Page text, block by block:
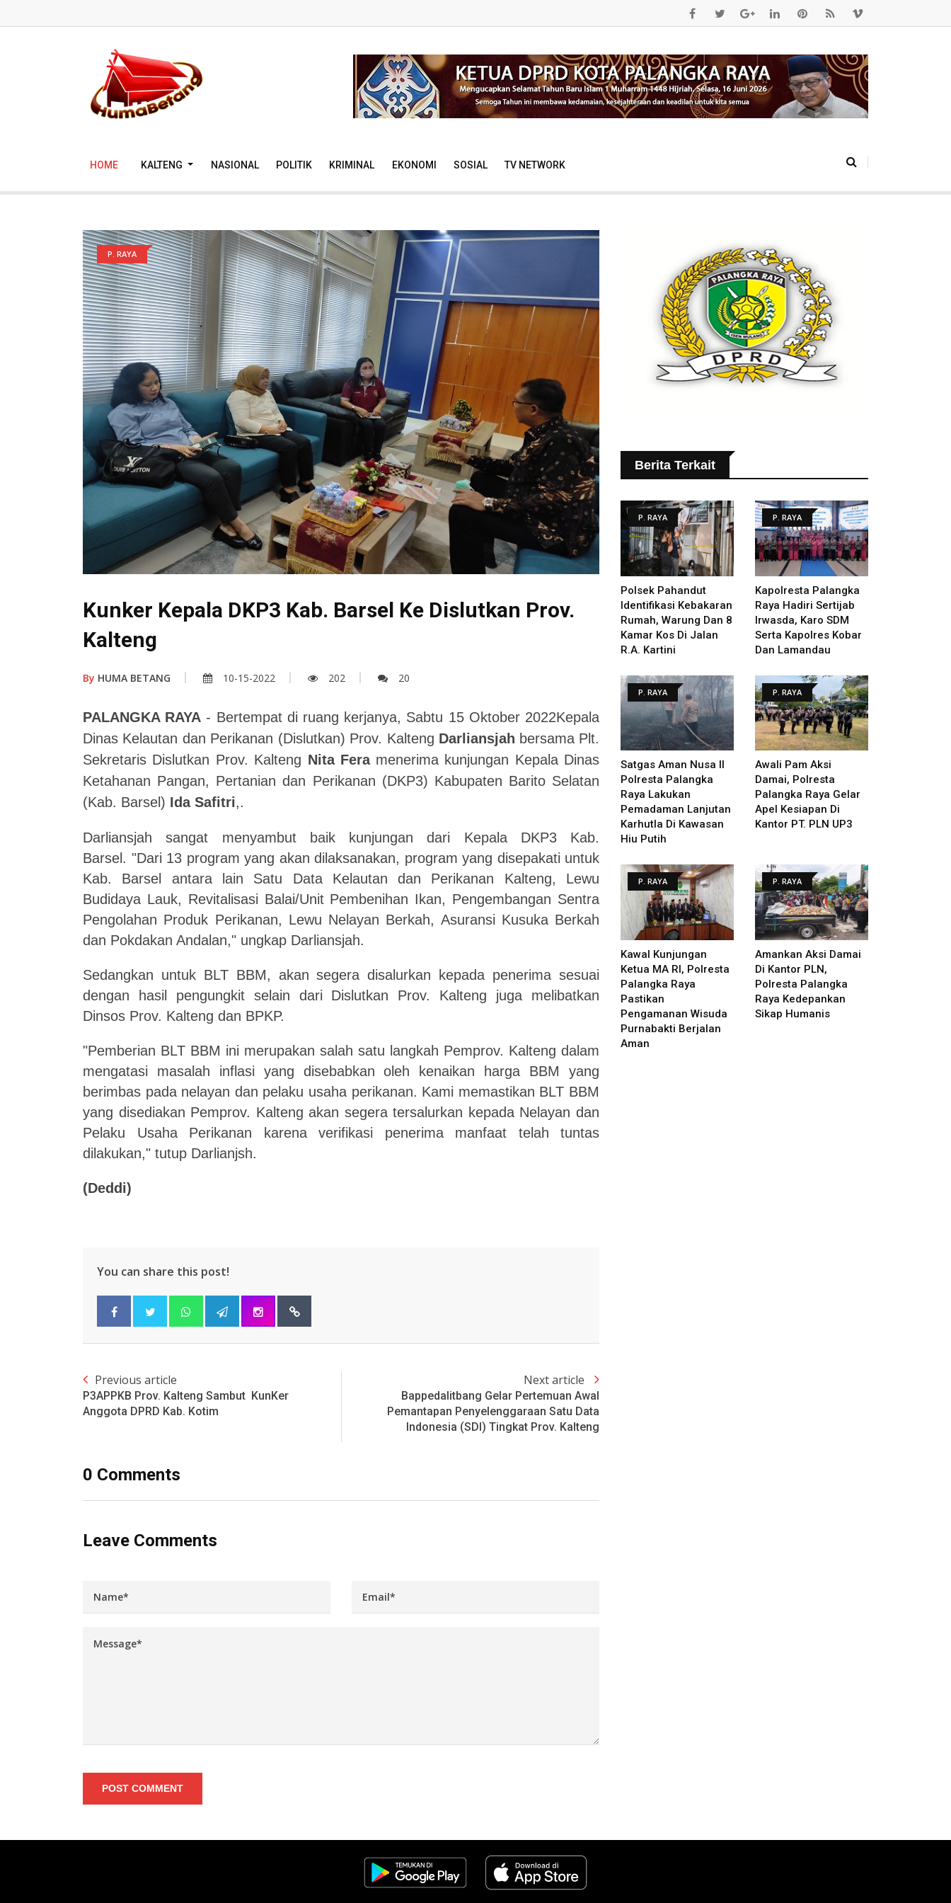
HOME KALTENG NASIONAL POLITIK KRIMINAL EKONOMI SOSIAL TV NETWORK
P. RAYA
Kunker Kepala DKP3 Kab. Barsel Ke Dislutkan Prov.
Kalteng
By HUMA BETANG 10-15-2022 202 20
PALANGKA RAYA - Bertempat di ruang kerjanya, Sabtu 15 Oktober 2022Kepala
Dinas Kelautan dan Perikanan (Dislutkan) Prov. Kalteng Darliansjah bersamaPlt.
Sekretaris Dislutkan Prov. Kalteng Nita Fera menerima kunjungan Kepala Dinas
Ketahanan Pangan, Pertanian dan Perikanan (DKP3) Kabupaten Barito Selatan
(Kab. Barsel) Ida Safitri,.
Darliansjah sangat menyambut baik kunjungan dari Kepala DKP3 Kab.
Barsel. "Dari 13 program yang akan dilaksanakan, program yang disepakati untuk
Kab. Barsel antara lain Satu Data Kelautan dan Perikanan Kalteng, Lewu
Budidaya Lauk, Revitalisasi Balai/Unit Pembenihan Ikan, Pengembangan Sentra
Pengolahan Produk Perikanan, Lewu Nelayan Berkah, Asuransi Kusuka Berkah
dan Pokdakan Andalan," ungkap Darliansjah.
Sedangkan untuk BLT BBM, akan segera disalurkan kepada penerima sesuai
dengan hasil pengungkit selain dari Dislutkan Prov. Kalteng juga melibatkan
Dinsos Prov. Kalteng dan BPKP.
"Pemberian BLT BBM ini merupakan salah satu langkah Pemprov. Kalteng dalam
mengatasi masalah inflasi yang disebabkan oleh kenaikan harga BBM yang
berimbas pada nelayan dan pelaku usaha perikanan. Kami memastikan BLT BBM
yang disediakan Pemprov. Kalteng akan segera tersalurkan kepada Nelayan dan
Pelaku Usaha Perikanan karena verifikasi penerima manfaat telah tuntas
dilakukan," tutup Darlianjsh.
(Deddi)
You can share this post!
Previous article
P3APPKB Prov. Kalteng Sambut KunKer
Anggota DPRD Kab. Kotim
Next article
Bappedalitbang Gelar Pertemuan Awal
Pemantapan Penyelenggaraan Satu Data
Indonesia (SDI) Tingkat Prov. Kalteng
0 Comments
Leave Comments
POST COMMENT
Berita Terkait
P. RAYA
Polsek Pahandut
Identifikasi Kebakaran
Rumah, Warung Dan 8
Kamar Kos Di Jalan
R.A. Kartini
P. RAYA
Kapolresta Palangka
Raya Hadiri Sertijab
Irwasda, Karo SDM
Serta Kapolres Kobar
Dan Lamandau
P. RAYA
Satgas Aman Nusa II
Polresta Palangka
Raya Lakukan
Pemadaman Lanjutan
Karhutla Di Kawasan
Hiu Putih
P. RAYA
Awali Pam Aksi
Damai, Polresta
Palangka Raya Gelar
Apel Kesiapan Di
Kantor PT. PLN UP3
P. RAYA
Kawal Kunjungan
Ketua MA RI, Polresta
Palangka Raya
Pastikan
Pengamanan Wisuda
Purnabakti Berjalan
Aman
P. RAYA
Amankan Aksi Damai
Di Kantor PLN,
Polresta Palangka
Raya Kedepankan
Sikap Humanis